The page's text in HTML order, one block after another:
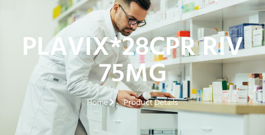
PLAVIX*28CPR RIV
75MG
Home Product Details